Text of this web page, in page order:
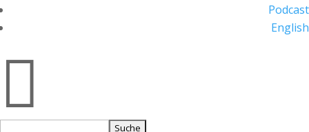
Podcast
English
